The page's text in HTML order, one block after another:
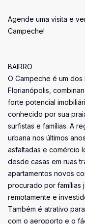
Agende uma visita e
Campeche!
BAIRRO
O Campeche é um
Florianópolis,
forte potencial
conhecido por sua
surfistas e famílias. A
urbana nos últimos
asfaltadas e comércio
desde casas em ruas
apartamentos novos
procurado por famílias
remotamente e
Também é atrativo
com o aeroporto e o